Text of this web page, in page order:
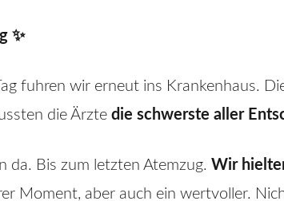
✨
fuhren wir erneut ins Krankenhaus.
die Ärzte die schwerste aller
da. Bis zum letzten Atemzug. Wir
Moment, aber auch ein wertvoller.